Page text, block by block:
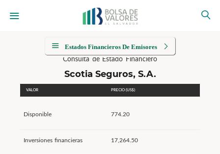
Estados Financieros De Emisores
Consulta de Estado Financiero
Scotia Seguros, S.A.
VALOR PRECIO (US$)
Disponible 774.20
Inversiones financieras 17,264.50